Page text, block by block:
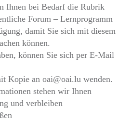
Ihnen bei Bedarf die Rubrik
Forum – Lernprogramm
damit Sie sich mit diesem
können.
können Sie sich per E-Mail
Kopie an oai@oai.lu wenden.
stehen wir Ihnen
und verbleiben